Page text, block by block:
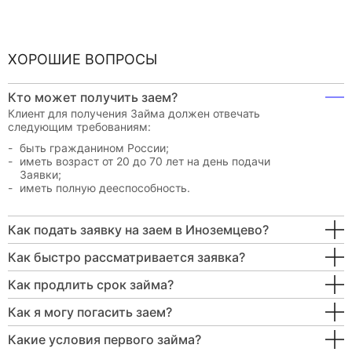
ХОРОШИЕ ВОПРОСЫ
Кто может получить заем?
Клиент для получения Займа должен отвечать
следующим требованиям:
быть гражданином России;
иметь возраст от 20 до 70 лет на день подачи
Заявки;
иметь полную дееспособность.
Как подать заявку на заем в Иноземцево?
Как быстро рассматривается заявка?
Как продлить срок займа?
Как я могу погасить заем?
Какие условия первого займа?